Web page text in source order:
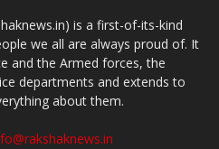
is a first-of-its-kind
we all are always proud of. It
and the Armed forces, the
departments and extends to
about them.